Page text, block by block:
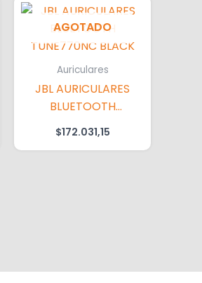
AGOTADO
Auriculares
JBL AURICULARES
BLUETOOTH
TUNE770NC BLACK
$172.031,15